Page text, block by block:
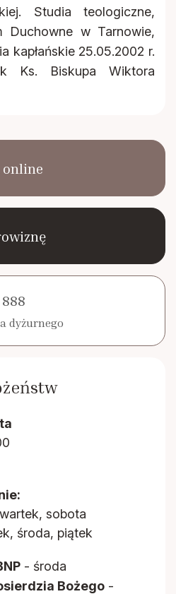
dyżurnego
sobota
środa, piątek
- środa
Bożego -
Studia teologiczne,
Duchowne w Tarnowie,
kapłańskie 25.05.2002 r.
Ks. Biskupa Wiktora